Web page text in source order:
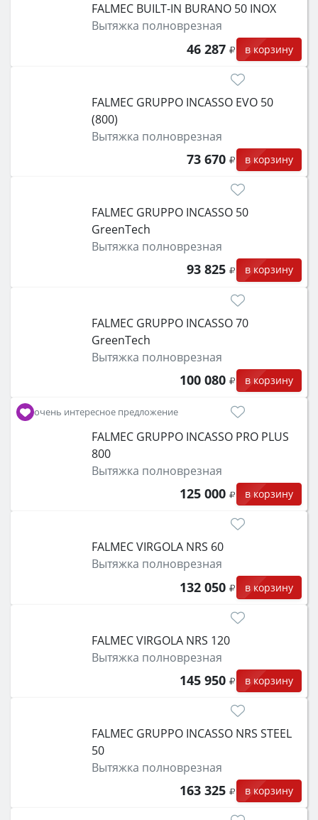
FALMEC BUILT-IN BURANO 50 INOX
Вытяжка полноврезная
46 287 в корзину
FALMEC GRUPPO INCASSO EVO 50
(800)
Вытяжка полноврезная
73 670 в корзину
FALMEC GRUPPO INCASSO 50
GreenTech
Вытяжка полноврезная
93 825 в корзину
FALMEC GRUPPO INCASSO 70
GreenTech
Вытяжка полноврезная
100 080 в корзину
очень интересное предложение
FALMEC GRUPPO INCASSO PRO PLUS
800
Вытяжка полноврезная
125 000 в корзину
FALMEC VIRGOLA NRS 60
Вытяжка полноврезная
132 050 в корзину
FALMEC VIRGOLA NRS 120
Вытяжка полноврезная
145 950 в корзину
FALMEC GRUPPO INCASSO NRS STEEL
50
Вытяжка полноврезная
163 325 в корзину